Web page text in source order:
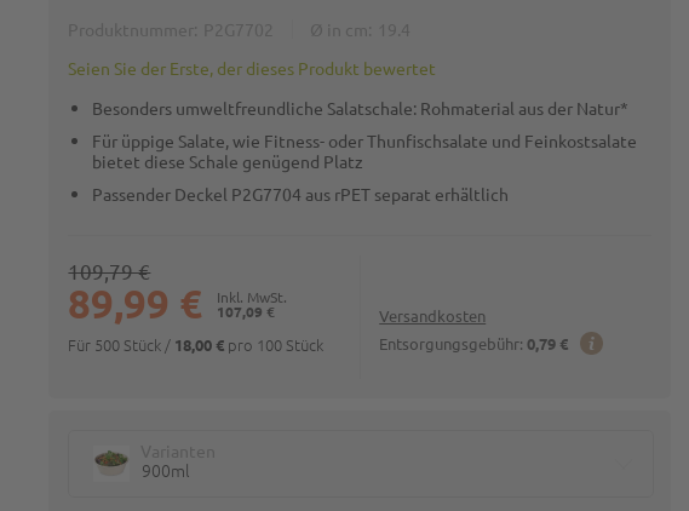
Seien Sie der Erste, der dieses Produkt bewertet
Besonders umweltfreundliche Salatschale: Rohmaterial aus der Natur*
Für üppige Salate, wie Fitness- oder Thunfischsalate und Feinkostsalate
bietet diese Schale genügend Platz
Passender Deckel P2G7704 aus rPET separat erhältlich
Versandkosten
Entsorgungsgebühr: 0,79 €
107,09 €
89,99 €
109,79 €
Für 500 Stück / 18,00 € pro 100 Stück
900ml